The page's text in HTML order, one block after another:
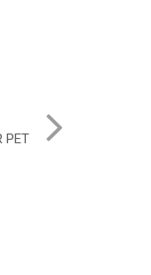
BARBECUE